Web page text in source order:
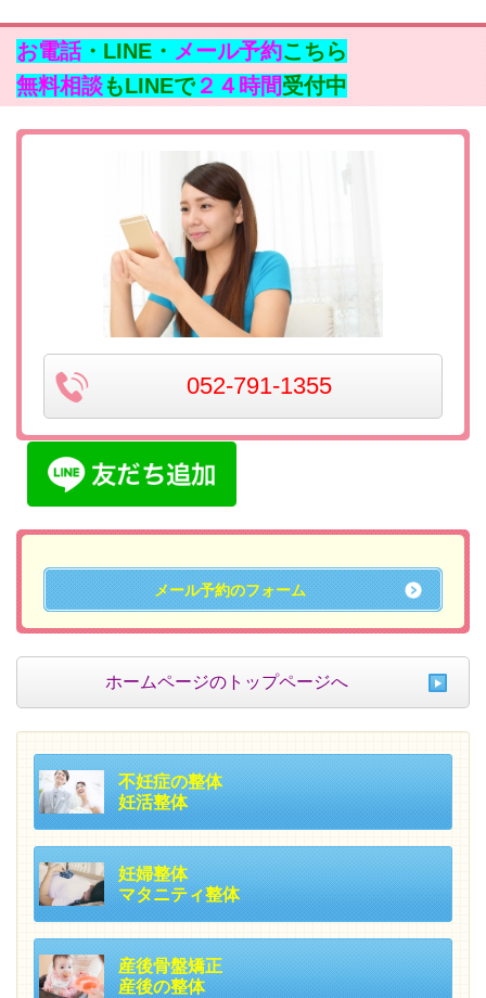
お電話 ・LINE・ メール予約こちら
無料相談もLINEで ２４時間受付中
052-791-1355
メール予約のフォーム
ホームページのトップページへ
不妊症の整体
妊活整体
妊婦整体
マタニティ整体
産後骨盤矯正
産後の整体